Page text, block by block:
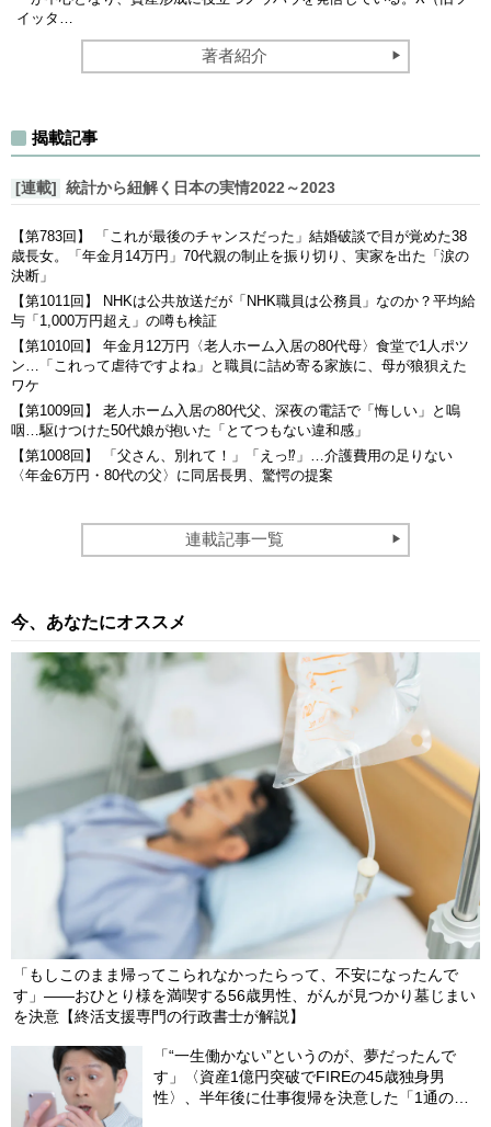
イッタ…
著者紹介
揭載記事
[連載] 統計から紐解く日本の実情2022～2023
【第783回】 「これが最後のチャンスだった」結婚破談で目が覚めた38
歳長女。「年金月14万円」70代親の制止を振り切り、実家を出た「涙の
決断」
【第1011回】 NHKは公共放送だが「NHK職員は公務員」なのか？平均給
与「1,000万円超え」の噂も検証
【第1010回】 年金月12万円〈老人ホーム入居の80代母〉食堂で1人ポツ
ン…「これって虐待ですよね」と職員に詰め寄る家族に、母が狼狽えた
ワケ
【第1009回】 老人ホーム入居の80代父、深夜の電話で「悔しい」と嗚
咽…駆けつけた50代娘が抱いた「とてつもない違和感」
【第1008回】 「父さん、別れて！」「えっ⁉」…介護費用の足りない
〈年金6万円・80代の父〉に同居長男、驚愕の提案
連載記事一覧
今、あなたにオススメ
「もしこのまま帰ってこられなかったらって、不安になったんで
す」――おひとり様を満喫する56歳男性、がんが見つかり墓じまい
を決意【終活支援専門の行政書士が解説】
「“一生働かない”というのが、夢だったんで
す」〈資産1億円突破でFIREの45歳独身男
性〉、半年後に仕事復帰を決意した「1通の通